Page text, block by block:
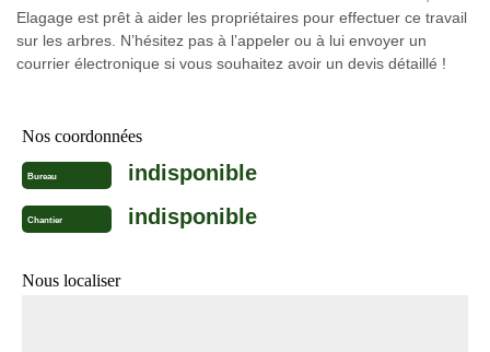
Elagage est prêt à aider les propriétaires pour effectuer ce travail
sur les arbres. N’hésitez pas à l’appeler ou à lui envoyer un
courrier électronique si vous souhaitez avoir un devis détaillé !
Nos coordonnées
Bureau indisponible
Chantier indisponible
Nous localiser